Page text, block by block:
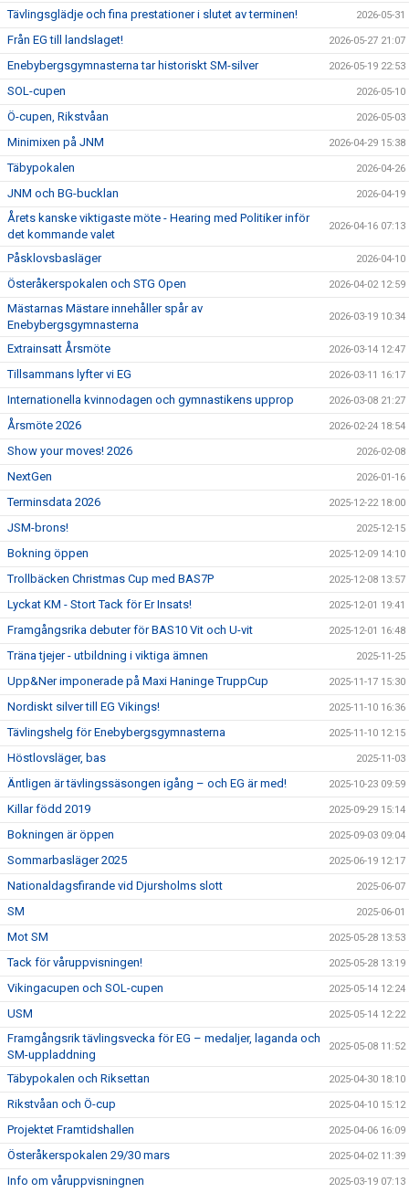
MEDICINSKT STÖD
Tävlingsglädje och fina prestationer i slutet av terminen! 2026-05-31
Från EG till landslaget! 2026-05-27 21:07
Enebybergsgymnasterna tar historiskt SM-silver 2026-05-19 22:53
SOL-cupen 2026-05-10
Ö-cupen, Rikstvåan 2026-05-03
Minimixen på JNM 2026-04-29 15:38
Täbypokalen 2026-04-26
JNM och BG-bucklan 2026-04-19
Årets kanske viktigaste möte - Hearing med Politiker inför
det kommande valet
2026-04-16 07:13
Påsklovsbasläger 2026-04-10
Österåkerspokalen och STG Open 2026-04-02 12:59
Mästarnas Mästare innehåller spår av
Enebybergsgymnasterna
2026-03-19 10:34
Extrainsatt Årsmöte 2026-03-14 12:47
Tillsammans lyfter vi EG 2026-03-11 16:17
Internationella kvinnodagen och gymnastikens upprop 2026-03-08 21:27
Årsmöte 2026 2026-02-24 18:54
Show your moves! 2026 2026-02-08
NextGen 2026-01-16
Terminsdata 2026 2025-12-22 18:00
JSM-brons! 2025-12-15
Bokning öppen 2025-12-09 14:10
Trollbäcken Christmas Cup med BAS7P 2025-12-08 13:57
Lyckat KM - Stort Tack för Er Insats! 2025-12-01 19:41
Framgångsrika debuter för BAS10 Vit och U-vit 2025-12-01 16:48
Träna tjejer - utbildning i viktiga ämnen 2025-11-25
Upp&Ner imponerade på Maxi Haninge TruppCup 2025-11-17 15:30
Nordiskt silver till EG Vikings! 2025-11-10 16:36
Tävlingshelg för Enebybergsgymnasterna 2025-11-10 12:15
Höstlovsläger, bas 2025-11-03
Äntligen är tävlingssäsongen igång – och EG är med! 2025-10-23 09:59
Killar född 2019 2025-09-29 15:14
Bokningen är öppen 2025-09-03 09:04
Sommarbasläger 2025 2025-06-19 12:17
Nationaldagsfirande vid Djursholms slott 2025-06-07
SM 2025-06-01
Mot SM 2025-05-28 13:53
Tack för våruppvisningen! 2025-05-28 13:19
Vikingacupen och SOL-cupen 2025-05-14 12:24
USM 2025-05-14 12:22
Framgångsrik tävlingsvecka för EG – medaljer, laganda och
SM-uppladdning
2025-05-08 11:52
Täbypokalen och Riksettan 2025-04-30 18:10
Rikstvåan och Ö-cup 2025-04-10 15:12
Projektet Framtidshallen 2025-04-06 16:09
Österåkerspokalen 29/30 mars 2025-04-02 11:39
Info om våruppvisningnen 2025-03-19 07:13